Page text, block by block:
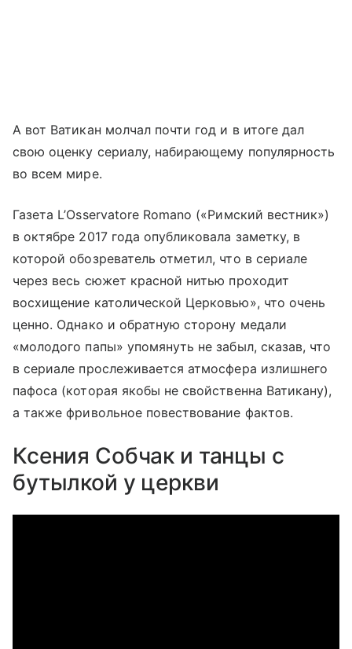
А вот Ватикан молчал почти год и в итоге дал
свою оценку сериалу, набирающему популярность
во всем мире.
Газета L’Osservatore Romano («Римский вестник»)
в октябре 2017 года опубликовала заметку, в
которой обозреватель отметил, что в сериале
через весь сюжет красной нитью проходит
восхищение католической Церковью», что очень
ценно. Однако и обратную сторону медали
«молодого папы» упомянуть не забыл, сказав, что
в сериале прослеживается атмосфера излишнего
пафоса (которая якобы не свойственна Ватикану),
а также фривольное повествование фактов.
Ксения Собчак и танцы с
бутылкой у церкви